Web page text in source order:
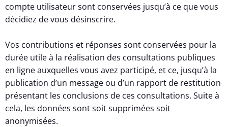
compte utilisateur sont conservées jusqu’à ce que vous
décidiez de vous désinscrire.
Vos contributions et réponses sont conservées pour la
durée utile à la réalisation des consultations publiques
en ligne auxquelles vous avez participé, et ce, jusqu’à la
publication d’un message ou d’un rapport de restitution
présentant les conclusions de ces consultations. Suite à
cela, les données sont soit supprimées soit
anonymisées.